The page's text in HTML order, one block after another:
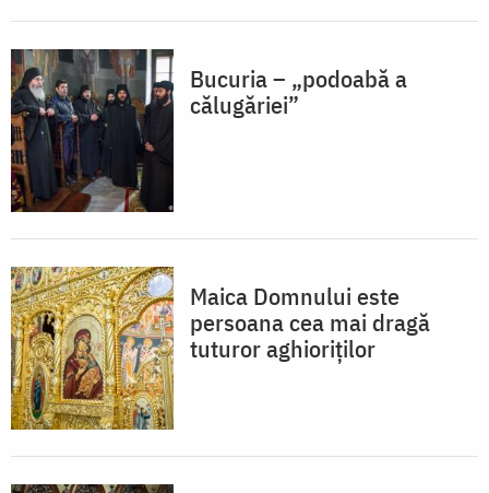
Bucuria – „podoabă a
călugăriei”
Maica Domnului este
persoana cea mai dragă
tuturor aghioriților